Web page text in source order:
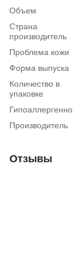
Объем
Страна
производитель
Проблема кожи
Форма выпуска
Количество в
упаковке
Гипоаллергенно
Производитель
Отзывы